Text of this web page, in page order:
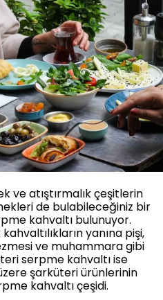
ve atıştırmalık çeşitlerin
de bulabileceğiniz bir
kahvaltı bulunuyor.
yanına pişi,
ve muhammara gibi
serpme kahvaltı ise
şarküteri ürünlerinin
kahvaltı çeşidi.